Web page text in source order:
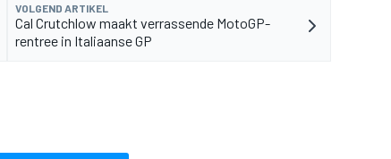
VOLGEND ARTIKEL
Cal Crutchlow maakt verrassende MotoGP-
rentree in Italiaanse GP